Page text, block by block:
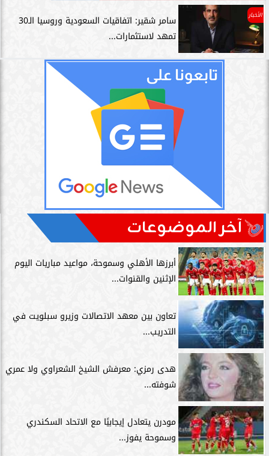
الأخبار
سامر شقير: اتفاقيات السعودية وروسيا الـ30
تمهد لاستثمارات...
آخر الموضوعات
أبرزها الأهلي وسموحة، مواعيد مباريات اليوم
الإثنين والقنوات...
تعاون بين معهد الاتصالات وزيرو سبلويت في
التدريب...
هدى رمزي: معرفش الشيخ الشعراوي ولا عمري
شوفته...
مودرن يتعادل إيجابيًا مع الاتحاد السكندري
وسموحة يفوز...